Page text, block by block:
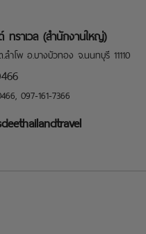
ทราเวล (สำนักงานใหญ่)
ำโพ อ.บางบัวทอง จ.นนทบุรี 11110
, 097-161-7366